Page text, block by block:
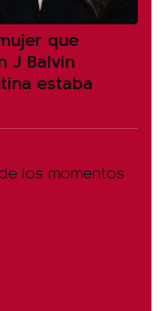
que
J Balvin
estaba